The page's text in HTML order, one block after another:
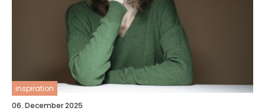
inspiration
06. December 2025